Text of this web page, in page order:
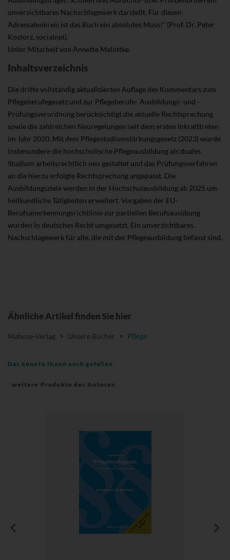
unverzichtbares Nachschlagewerk darstellt. Für diesen
Adressatenkreis ist das Buch ein absolutes Muss!“ (Prof. Dr. Peter
Kostorz, socialnet).
Unter Mitarbeit von Annette Malottke.
Inhaltsverzeichnis
Die dritte vollständig aktualisierten Auflage des Kommentars zum
Pflegeberufegesetz und zur Pflegeberufe- Ausbildungs- und -
Prüfungsverordnung berücksichtigt die aktuelle Rechtsprechung
sowie die zahlreichen Neuregelungen seit dem ersten Inkrafttreten
im Jahr 2020. Mit dem Pflegestudiumstärkungsgesetz (2023) wurde
insbesondere die hochschulische Pflegeausbildung als duales
Studium arbeitsrechtlich neu gestaltet und das Prüfungsverfahren
an die hierzu erfolgte Rechtsprechung angepasst. Die
Ausbildungsziele werden in der Hochschulausbildung ab 2025 um
heilkundliche Tätigkeiten erweitert. Vorgaben der EU-
Berufsanerkennungsrichtlinie zur partiellen Berufsausübung
wurden in deutsches Recht umgesetzt. Ein unverzichtbares
Nachschlagewerk für alle, die mit der Pflegeausbildung befasst sind.
Ähnliche Artikel finden Sie hier
Mabuse-Verlag > Unsere Bücher > Pflege
Das könnte Ihnen auch gefallen
weitere Produkte der Autoren